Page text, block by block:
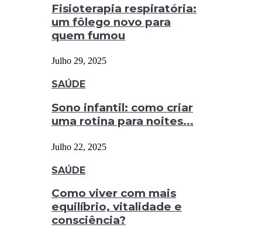
Fisioterapia respiratória:
um fôlego novo para
quem fumou
Julho 29, 2025
SAÚDE
Sono infantil: como criar
uma rotina para noites...
Julho 22, 2025
SAÚDE
Como viver com mais
equilíbrio, vitalidade e
consciência?